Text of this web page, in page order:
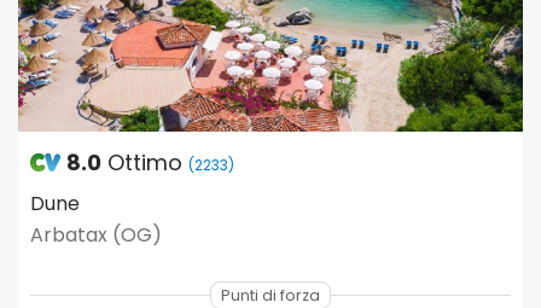
8.0 Ottimo (2233)
Dune
Arbatax (OG)
Punti di forza